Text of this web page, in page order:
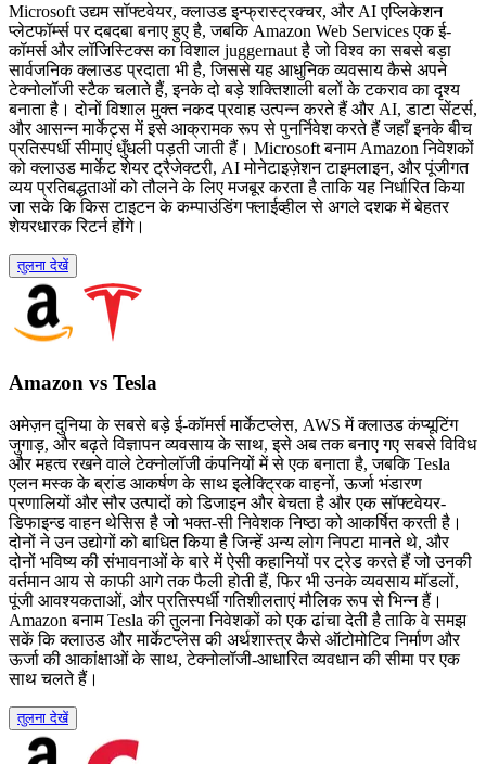
Microsoft उद्यम सॉफ्टवेयर, क्लाउड इन्फ्रास्ट्रक्चर, और AI एप्लिकेशन
प्लेटफॉर्म्स पर दबदबा बनाए हुए है, जबकि Amazon Web Services एक ई-
कॉमर्स और लॉजिस्टिक्स का विशाल juggernaut है जो विश्व का सबसे बड़ा
सार्वजनिक क्लाउड प्रदाता भी है, जिससे यह आधुनिक व्यवसाय कैसे अपने
टेक्नोलॉजी स्टैक चलाते हैं, इनके दो बड़े शक्तिशाली बलों के टकराव का दृश्य
बनाता है। दोनों विशाल मुक्त नकद प्रवाह उत्पन्न करते हैं और AI, डाटा सेंटर्स,
और आसन्न मार्केट्स में इसे आक्रामक रूप से पुनर्निवेश करते हैं जहाँ इनके बीच
प्रतिस्पर्धी सीमाएं धुँधली पड़ती जाती हैं। Microsoft बनाम Amazon निवेशकों
को क्लाउड मार्केट शेयर ट्रैजेक्टरी, AI मोनेटाइज़ेशन टाइमलाइन, और पूंजीगत
व्यय प्रतिबद्धताओं को तौलने के लिए मजबूर करता है ताकि यह निर्धारित किया
जा सके कि किस टाइटन के कम्पाउंडिंग फ्लाईव्हील से अगले दशक में बेहतर
शेयरधारक रिटर्न होंगे।
तुलना देखें
Amazon vs Tesla
अमेज़न दुनिया के सबसे बड़े ई-कॉमर्स मार्केटप्लेस, AWS में क्लाउड कंप्यूटिंग
जुगाड़, और बढ़ते विज्ञापन व्यवसाय के साथ, इसे अब तक बनाए गए सबसे विविध
और महत्व रखने वाले टेक्नोलॉजी कंपनियों में से एक बनाता है, जबकि Tesla
एलन मस्क के ब्रांड आकर्षण के साथ इलेक्ट्रिक वाहनों, ऊर्जा भंडारण
प्रणालियों और सौर उत्पादों को डिजाइन और बेचता है और एक सॉफ्टवेयर-
डिफाइन्ड वाहन थेसिस है जो भक्त-सी निवेशक निष्ठा को आकर्षित करती है।
दोनों ने उन उद्योगों को बाधित किया है जिन्हें अन्य लोग निपटा मानते थे, और
दोनों भविष्य की संभावनाओं के बारे में ऐसी कहानियों पर ट्रेड करते हैं जो उनकी
वर्तमान आय से काफी आगे तक फैली होती हैं, फिर भी उनके व्यवसाय मॉडलों,
पूंजी आवश्यकताओं, और प्रतिस्पर्धी गतिशीलताएं मौलिक रूप से भिन्न हैं।
Amazon बनाम Tesla की तुलना निवेशकों को एक ढांचा देती है ताकि वे समझ
सकें कि क्लाउड और मार्केटप्लेस की अर्थशास्त्र कैसे ऑटोमोटिव निर्माण और
ऊर्जा की आकांक्षाओं के साथ, टेक्नोलॉजी-आधारित व्यवधान की सीमा पर एक
साथ चलते हैं।
तुलना देखें